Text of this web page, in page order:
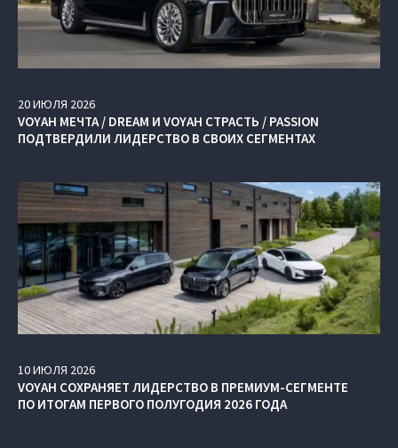
20ИЮЛЯ 2026
VOYAH МЕЧТА / DREAM И VOYAH СТРАСТЬ / PASSION
ПОДТВЕРДИЛИ ЛИДЕРСТВО В СВОИХ СЕГМЕНТАХ
10ИЮЛЯ 2026
VOYAH СОХРАНЯЕТ ЛИДЕРСТВО В ПРЕМИУМ-СЕГМЕНТЕ
ПО ИТОГАМ ПЕРВОГО ПОЛУГОДИЯ 2026 ГОДА